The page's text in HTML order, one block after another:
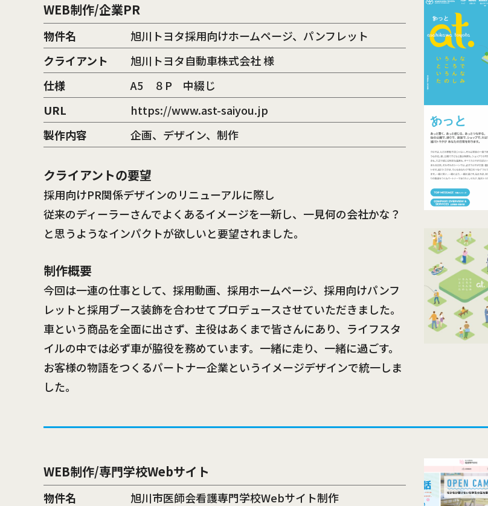
WEB制作/企業PR
物件名
旭川トヨタ採用向けホームページ、パンフレット
クライアント
旭川トヨタ自動車株式会社 様
仕様
A5 ８P 中綴じ
URL
https://www.ast-saiyou.jp
製作内容
企画、デザイン、制作
クライアントの要望
採用向けPR関係デザインのリニューアルに際し
従来のディーラーさんでよくあるイメージを一新し、一見何の会社かな？
と思うようなインパクトが欲しいと要望されました。
制作概要
今回は一連の仕事として、採用動画、採用ホームページ、採用向けパンフ
レットと採用ブース装飾を合わせてプロデュースさせていただきました。
車という商品を全面に出さず、主役はあくまで皆さんにあり、ライフスタ
イルの中では必ず車が脇役を務めています。一緒に走り、一緒に過ごす。
お客様の物語をつくるパートナー企業というイメージデザインで統一しま
した。
WEB制作/専門学校Webサイト
物件名
旭川市医師会看護専門学校Webサイト制作